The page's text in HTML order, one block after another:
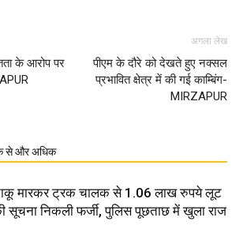
के आरोप पर
अगला लेख
पीएम के दौरे को देखते हुए नक्सल
प्रभावित क्षेत्र में की गई काम्बिंग-
MIRZAPUR
से और अधिक
मारकर ट्रक चालक से 1.06 लाख रुपये लूट
सूचना निकली फर्जी, पुलिस पूछताछ में खुला राज